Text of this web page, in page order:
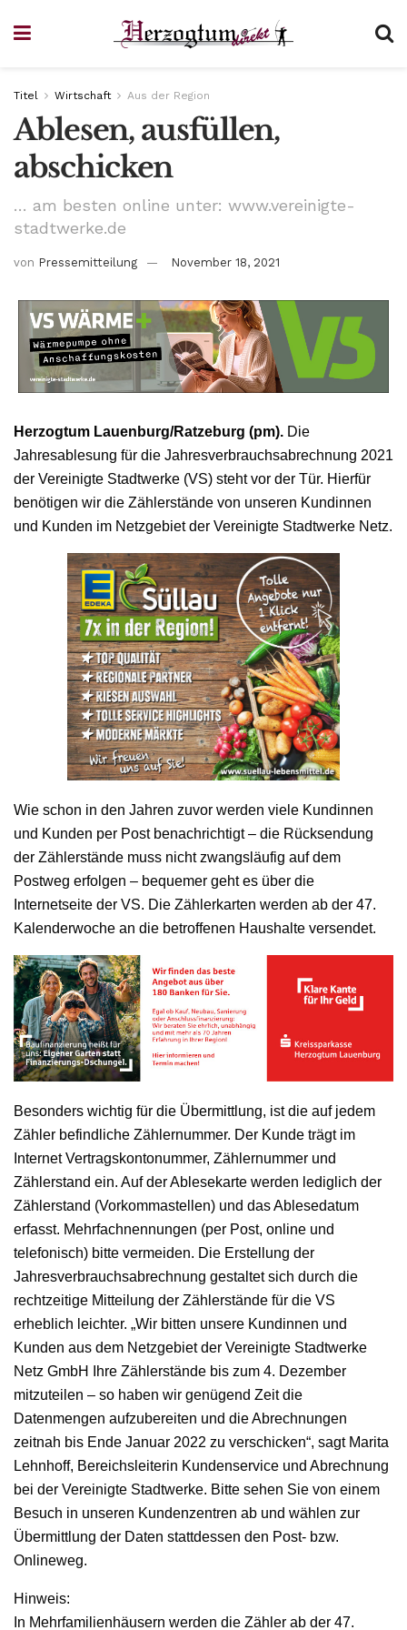
Titel Wirtschaft Aus der Region
Ablesen, ausfüllen,
abschicken
… am besten online unter: www.vereinigte-
stadtwerke.de
von Pressemitteilung November 18, 2021
Herzogtum Lauenburg/Ratzeburg (pm). Die
Jahresablesung für die Jahresverbrauchsabrechnung 2021
der Vereinigte Stadtwerke (VS) steht vor der Tür. Hierfür
benötigen wir die Zählerstände von unseren Kundinnen
und Kunden im Netzgebiet der Vereinigte Stadtwerke Netz.
Wie schon in den Jahren zuvor werden viele Kundinnen
und Kunden per Post benachrichtigt – die Rücksendung
der Zählerstände muss nicht zwangsläufig auf dem
Postweg erfolgen – bequemer geht es über die
Internetseite der VS. Die Zählerkarten werden ab der 47.
Kalenderwoche an die betroffenen Haushalte versendet.
Besonders wichtig für die Übermittlung, ist die auf jedem
Zähler befindliche Zählernummer. Der Kunde trägt im
Internet Vertragskontonummer, Zählernummer und
Zählerstand ein. Auf der Ablesekarte werden lediglich der
Zählerstand (Vorkommastellen) und das Ablesedatum
erfasst. Mehrfachnennungen (per Post, online und
telefonisch) bitte vermeiden. Die Erstellung der
Jahresverbrauchsabrechnung gestaltet sich durch die
rechtzeitige Mitteilung der Zählerstände für die VS
erheblich leichter. „Wir bitten unsere Kundinnen und
Kunden aus dem Netzgebiet der Vereinigte Stadtwerke
Netz GmbH Ihre Zählerstände bis zum 4. Dezember
mitzuteilen – so haben wir genügend Zeit die
Datenmengen aufzubereiten und die Abrechnungen
zeitnah bis Ende Januar 2022 zu verschicken“, sagt Marita
Lehnhoff, Bereichsleiterin Kundenservice und Abrechnung
bei der Vereinigte Stadtwerke. Bitte sehen Sie von einem
Besuch in unseren Kundenzentren ab und wählen zur
Übermittlung der Daten stattdessen den Post- bzw.
Onlineweg.
Hinweis:
In Mehrfamilienhäusern werden die Zähler ab der 47.